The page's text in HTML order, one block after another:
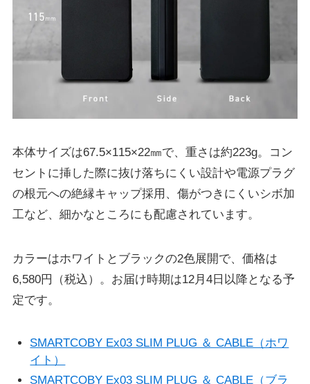
本体サイズは67.5×115×22㎜で、重さは約223g。コン
セントに挿した際に抜け落ちにくい設計や電源プラグ
の根元への絶縁キャップ採用、傷がつきにくいシボ加
工など、細かなところにも配慮されています。
カラーはホワイトとブラックの2色展開で、価格は
6,580円（税込）。お届け時期は12月4日以降となる予
定です。
SMARTCOBY Ex03 SLIM PLUG ＆ CABLE（ホワ
イト）
SMARTCOBY Ex03 SLIM PLUG ＆ CABLE（ブラ